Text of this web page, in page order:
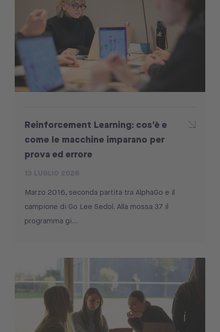
Reinforcement Learning: cos’è e
come le macchine imparano per
prova ed errore
Marzo 2016, seconda partita tra AlphaGo e il
campione di Go Lee Sedol. Alla mossa 37 il
programma gi...